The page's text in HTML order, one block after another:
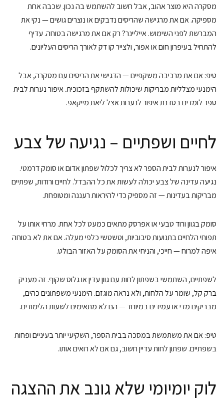
מסקרה היא מוצר אהוב, אבל חשוב להשתמש בה נכון. שכבה אחת
מספיקה. אם את מרגישה שהריסים נדבקים או נוצרים גושים — נקי את
המברשת לפני השימוש. אייליינר? רק אם את מרגישה בטוחה. עדיף
להתחיל בעיפרון חום או אפור, ולצייר קו דק לאורך הריסים העליונים.
טיפ: אם את מרכיבה משקפיים — הדגישי את הריסים עם מסקרה, אבל
הימנעי מצלליות מבריקות שיכולות להשתקף בזכוכית. איפור נערות לבית
ספר לומדים בסדנת איפור לנערות אצל ליאת מייקאפ.
לחיים ושפתיים – נגיעה של צבע
איפור לנערות לבית הספר לא צריך לכלול שפתון אדום או סומק דרמטי.
נגיעה עדינה של צבע יכולה לעשות את כל ההבדל. לחיים ורודות, שפתיים
מבריקות בעדינות — זה מספיק כדי להיראות רעננה ומטופחת.
סומק בגוון ורוד טבעי או אפרסק מתאים כמעט לכל אחת. מרחי אותו על
תפוחי הלחיים בתנועות סיבוביות, וטשטשי כלפי מעלה. אם את לא בטוחה
איפה למרוח — חייכי, והניחי את הסומק על האזור הבולט.
לשפתיים, השתמשי בשפתון לחות עם גוון עדין או גלוס שקוף. זה מעניק
ברק קל, שומר על הלחות, ולא נראה מוגזם. הימנעי משפתונים כהים,
מבריקים מדי או עמידים במיוחד — הם לא מתאימים לשעות הלימודים.
טיפ: אם את משתמשת במסכה בבית הספר, השקיעי יותר בעיניים ופחות
בשפתיים. שפתון לחות עדיין חשוב, גם אם לא רואים אותו.
לוק יומיומי שלא גונב את ההצגה